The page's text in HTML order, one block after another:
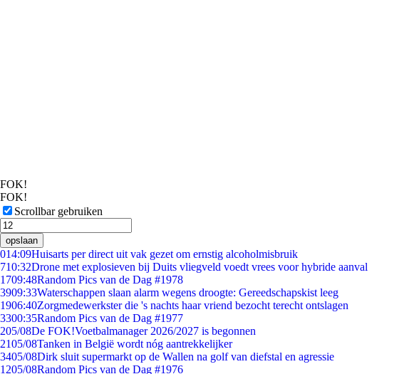
FOK!
FOK!
Scrollbar gebruiken
opslaan
014:09Huisarts per direct uit vak gezet om ernstig alcoholmisbruik
710:32Drone met explosieven bij Duits vliegveld voedt vrees voor hybride aanval
1709:48Random Pics van de Dag #1978
3909:33Waterschappen slaan alarm wegens droogte: Gereedschapskist leeg
1906:40Zorgmedewerkster die 's nachts haar vriend bezocht terecht ontslagen
3300:35Random Pics van de Dag #1977
205/08De FOK!Voetbalmanager 2026/2027 is begonnen
2105/08Tanken in België wordt nóg aantrekkelijker
3405/08Dirk sluit supermarkt op de Wallen na golf van diefstal en agressie
1205/08Random Pics van de Dag #1976